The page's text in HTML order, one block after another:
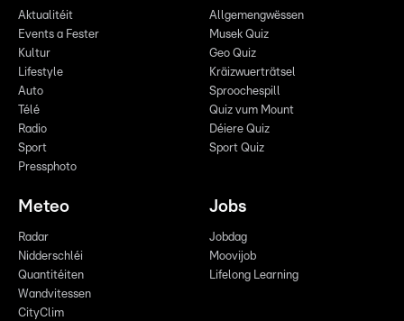
Aktualitéit
Events a Fester
Kultur
Lifestyle
Auto
Télé
Radio
Sport
Pressphoto
Allgemengwëssen
Musek Quiz
Geo Quiz
Kräizwuerträtsel
Sproochespill
Quiz vum Mount
Déiere Quiz
Sport Quiz
Meteo
Radar
Nidderschléi
Quantitéiten
Wandvitessen
CityClim
Jobs
Jobdag
Moovijob
Lifelong Learning